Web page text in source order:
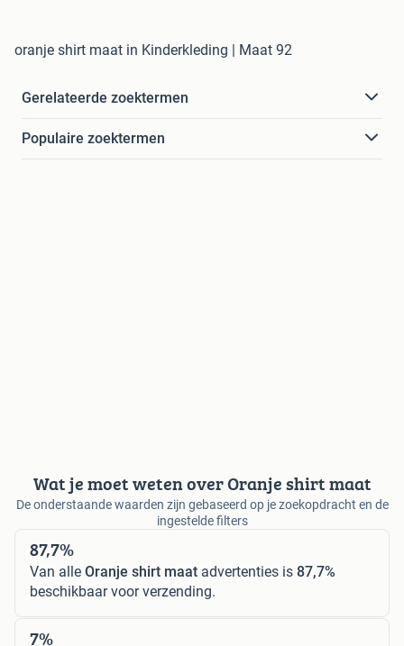
oranje shirt maat in Kinderkleding | Maat 92
Gerelateerde zoektermen
Populaire zoektermen
Wat je moet weten over Oranje shirt maat
De onderstaande waarden zijn gebaseerd op je zoekopdracht en de
ingestelde filters
87,7%
Van alle Oranje shirt maat advertenties is 87,7%
beschikbaar voor verzending.
7%